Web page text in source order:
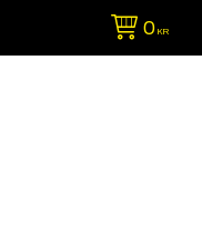
0KR